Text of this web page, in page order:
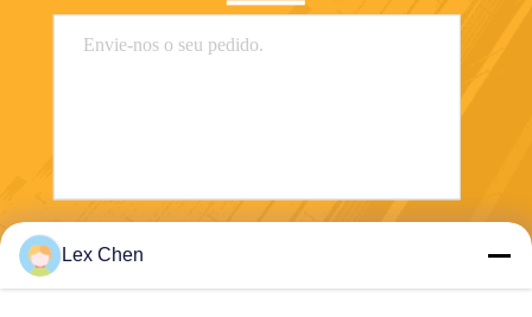
Lex Chen